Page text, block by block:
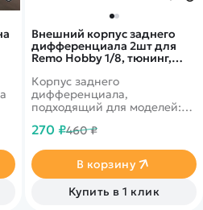
Внешний корпус заднего
дифференциала 2шт для
Remo Hobby 1/8, тюнинг,
Корпус заднего
дифференциала,
подходящий для моделей:
RH8035, RH8081, RH8085,
RH1025, RH1021.
270 ₽460 ₽
В корзину
Купить в 1 клик